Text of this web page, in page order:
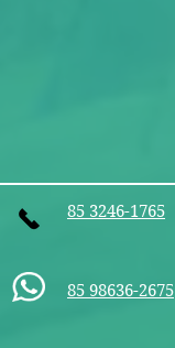
85 3246-1765
85 98636-2675